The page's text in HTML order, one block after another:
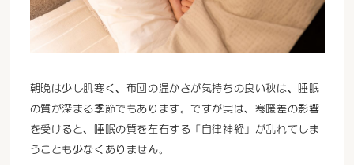
朝晩は少し肌寒く、布団の温かさが気持ちの良い秋は、睡眠
の質が深まる季節でもあります。ですが実は、寒暖差の影響
を受けると、睡眠の質を左右する「自律神経」が乱れてしま
うことも少なくありません。